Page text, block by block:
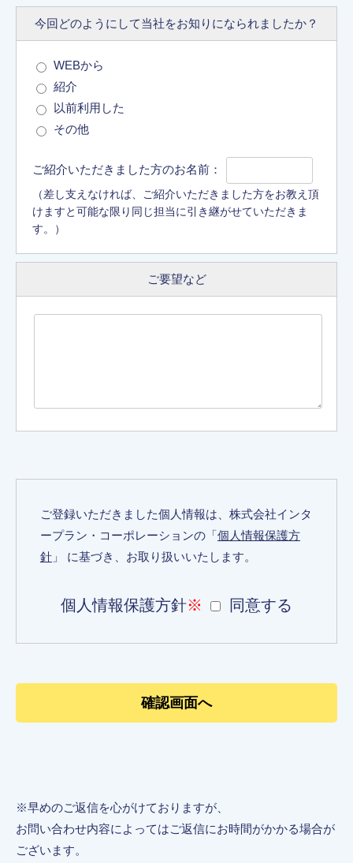
今回どのようにして当社をお知りになられましたか？
WEBから
紹介
以前利用した
その他
ご紹介いただきました方のお名前：
（差し支えなければ、ご紹介いただきました方をお教え頂
けますと可能な限り同じ担当に引き継がせていただきま
す。）
ご要望など
ご登録いただきました個人情報は、株式会社インタ
ープラン・コーポレーションの「個人情報保護方
針 」 に基づき、お取り扱いいたします。
個人情報保護方針※ 同意する
※早めのご返信を心がけておりますが、
お問い合わせ内容によってはご返信にお時間がかかる場合が
ございます。